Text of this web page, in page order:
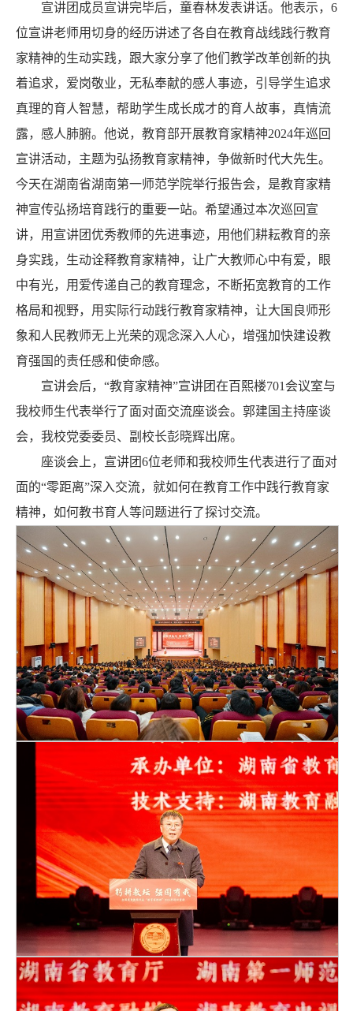
宣讲团成员宣讲完毕后，童春林发表讲话。他表示，6
位宣讲老师用切身的经历讲述了各自在教育战线践行教育
家精神的生动实践，跟大家分享了他们教学改革创新的执
着追求，爱岗敬业，无私奉献的感人事迹，引导学生追求
真理的育人智慧，帮助学生成长成才的育人故事，真情流
露，感人肺腑。他说，教育部开展教育家精神2024年巡回
宣讲活动，主题为弘扬教育家精神，争做新时代大先生。
今天在湖南省湖南第一师范学院举行报告会，是教育家精
神宣传弘扬培育践行的重要一站。希望通过本次巡回宣
讲，用宣讲团优秀教师的先进事迹，用他们耕耘教育的亲
身实践，生动诠释教育家精神，让广大教师心中有爱，眼
中有光，用爱传递自己的教育理念，不断拓宽教育的工作
格局和视野，用实际行动践行教育家精神，让大国良师形
象和人民教师无上光荣的观念深入人心，增强加快建设教
育强国的责任感和使命感。
宣讲会后，“教育家精神”宣讲团在百熙楼701会议室与
我校师生代表举行了面对面交流座谈会。郭建国主持座谈
会，我校党委委员、副校长彭晓辉出席。
座谈会上，宣讲团6位老师和我校师生代表进行了面对
面的“零距离”深入交流，就如何在教育工作中践行教育家
精神，如何教书育人等问题进行了探讨交流。